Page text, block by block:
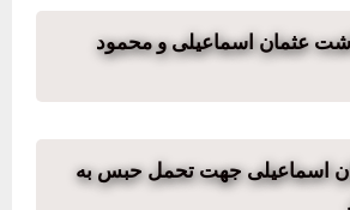
عثمان اسماعیلی و محمود
اسماعیلی جهت تحمل حبس به